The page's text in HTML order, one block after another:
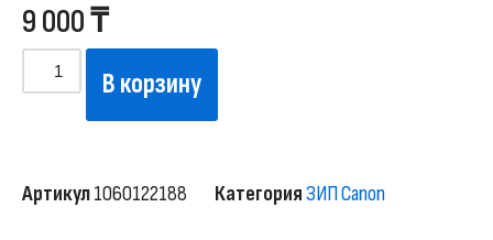
9 000₸
В корзину
Артикул1060122188 КатегорияЗИП Canon